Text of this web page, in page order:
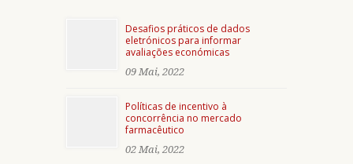
Desafios práticos de dados
eletrónicos para informar
avaliações económicas
09 Mai, 2022
Políticas de incentivo à
concorrência no mercado
farmacêutico
02 Mai, 2022